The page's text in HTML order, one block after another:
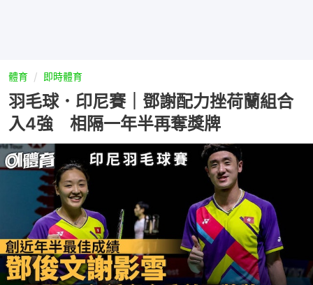
體育 即時體育
羽毛球．印尼賽｜鄧謝配力挫荷蘭組合
入4強 相隔一年半再奪獎牌